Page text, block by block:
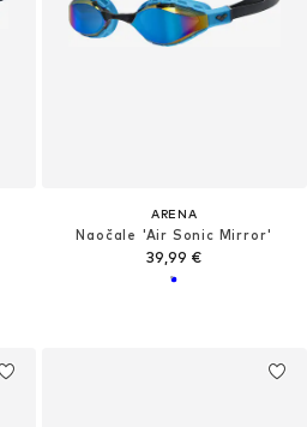
ARENA
Naočale 'Air Sonic Mirror'
39,99 €